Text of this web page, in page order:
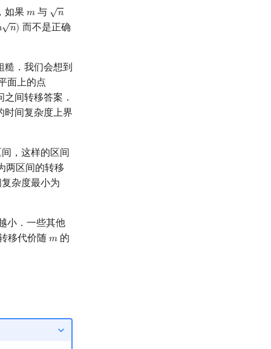
如果 𝑚
m 与 √
𝑛
n
√
𝑛)
n)
而不是正确
．我们会想到
面上的点
间转移答案．
时间复杂度上界
，这样的区间
两区间的转移
杂度最小为
小．一些其他
移代价随 𝑚
m 的